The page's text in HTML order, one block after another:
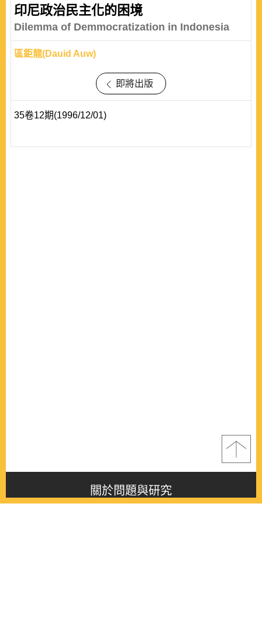
review the previous studies on the civil war, focusing on
political and economic determinants, to examine if
political institution and economic deve..
印尼政治民主化的困境
Dilemma of Demmocratization in Indonesia
區鉅龍(Dauid Auw)
即將出版
35卷12期(1996/12/01)
關於問題與研究
About this journal